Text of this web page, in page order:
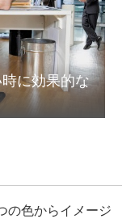
に効果的な
の色からイメージ